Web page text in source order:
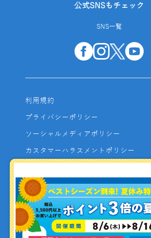
公式SNSもチェック
SNS一覧
利用規約
プライバシーポリシー
ソーシャルメディアポリシー
カスタマーハラスメントポリシー
よくあるご質問
お問い合わせ
利用者資金の保全方法